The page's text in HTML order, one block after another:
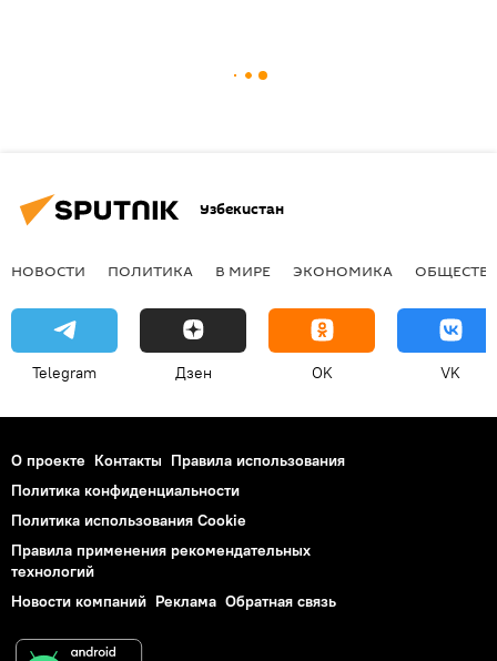
Узбекистан
НОВОСТИ ПОЛИТИКА В МИРЕ ЭКОНОМИКА
Telegram Дзен OK VK
О проекте Контакты Правила использования
Политика конфиденциальности
Политика использования Cookie
Правила применения рекомендательных
технологий
Новости компаний Реклама Обратная связь